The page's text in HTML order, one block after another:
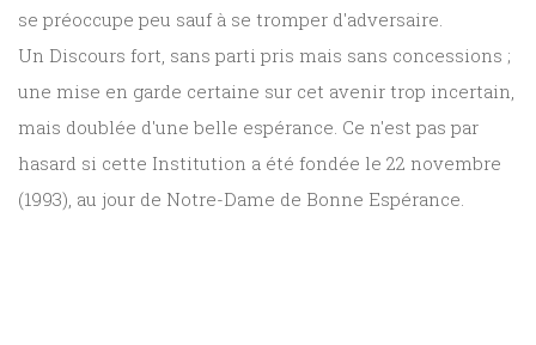
se préoccupe peu sauf à se tromper d'adversaire.
Un Discours fort, sans parti pris mais sans concessions ;
une mise en garde certaine sur cet avenir trop incertain,
mais doublée d'une belle espérance. Ce n'est pas par
hasard si cette Institution a été fondée le 22 novembre
(1993), au jour de Notre-Dame de Bonne Espérance.